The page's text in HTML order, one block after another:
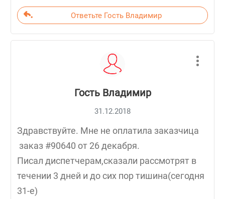
Ответьте Гость Владимир
Гость Владимир
31.12.2018
Здравствуйте. Мне не оплатила заказчица
заказ #90640 от 26 декабря.
Писал диспетчерам,сказали рассмотрят в
течении 3 дней и до сих пор тишина(сегодня
31-е)